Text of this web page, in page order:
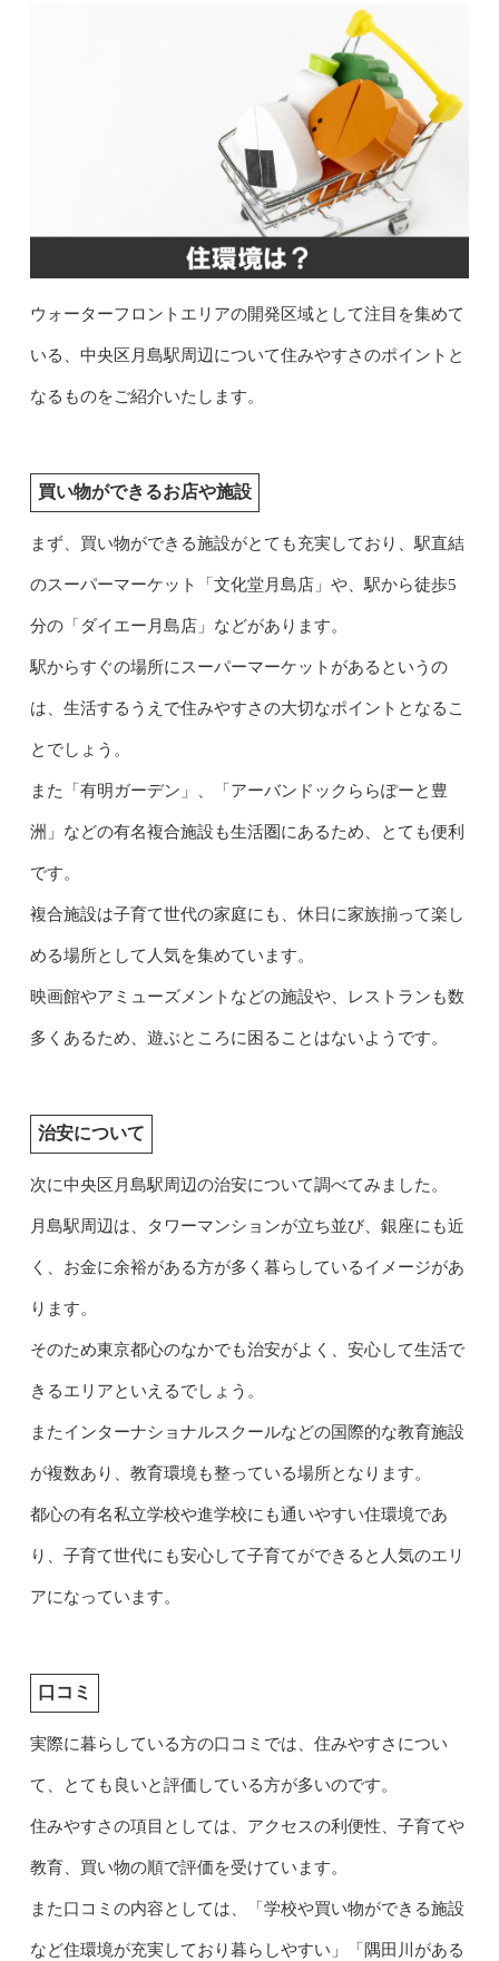
ウォーターフロントエリアの開発区域として注目を集めて
いる、中央区月島駅周辺について住みやすさのポイントと
なるものをご紹介いたします。
買い物ができるお店や施設
まず、買い物ができる施設がとても充実しており、駅直結
のスーパーマーケット「文化堂月島店」や、駅から徒歩5
分の「ダイエー月島店」などがあります。
駅からすぐの場所にスーパーマーケットがあるというの
は、生活するうえで住みやすさの大切なポイントとなるこ
とでしょう。
また「有明ガーデン」、「アーバンドックららぽーと豊
洲」などの有名複合施設も生活圏にあるため、とても便利
です。
複合施設は子育て世代の家庭にも、休日に家族揃って楽し
める場所として人気を集めています。
映画館やアミューズメントなどの施設や、レストランも数
多くあるため、遊ぶところに困ることはないようです。
治安について
次に中央区月島駅周辺の治安について調べてみました。
月島駅周辺は、タワーマンションが立ち並び、銀座にも近
く、お金に余裕がある方が多く暮らしているイメージがあ
ります。
そのため東京都心のなかでも治安がよく、安心して生活で
きるエリアといえるでしょう。
またインターナショナルスクールなどの国際的な教育施設
が複数あり、教育環境も整っている場所となります。
都心の有名私立学校や進学校にも通いやすい住環境であ
り、子育て世代にも安心して子育てができると人気のエリ
アになっています。
口コミ
実際に暮らしている方の口コミでは、住みやすさについ
て、とても良いと評価している方が多いのです。
住みやすさの項目としては、アクセスの利便性、子育てや
教育、買い物の順で評価を受けています。
また口コミの内容としては、「学校や買い物ができる施設
など住環境が充実しており暮らしやすい」「隅田川がある